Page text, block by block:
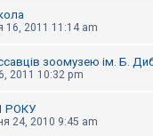
16, 2011 11:14 am
зоомузею ім. Б.
2011 10:32 pm
РОКУ
24, 2010 9:45 am